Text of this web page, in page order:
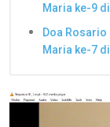
Maria ke-9
Doa Rosario
Maria ke-7